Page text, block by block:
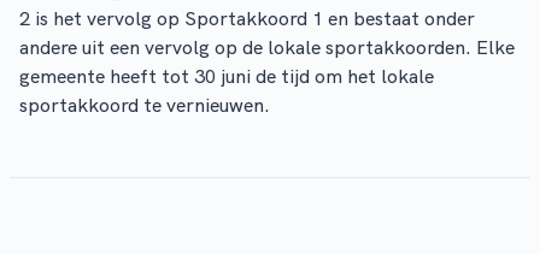
2 is het vervolg op Sportakkoord 1 en bestaat onder
andere uit een vervolg op de lokale sportakkoorden. Elke
gemeente heeft tot 30 juni de tijd om het lokale
sportakkoord te vernieuwen.